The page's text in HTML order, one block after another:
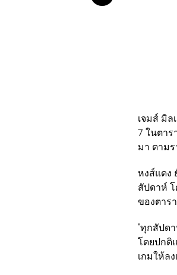
เจมส์ มิ
7 ในตาร
มา ตาม
หงส์แดง
สัปดาห์
ของตาร
"ทุกสัปด
โดยปกติ
เกมให้ลง